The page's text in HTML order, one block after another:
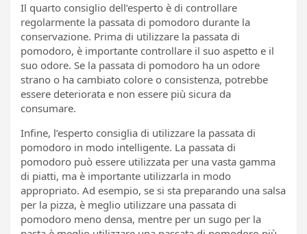
Il quarto consiglio dell’esperto è di controllare
regolarmente la passata di pomodoro durante la
conservazione. Prima di utilizzare la passata di
pomodoro, è importante controllare il suo aspetto e il
suo odore. Se la passata di pomodoro ha un odore
strano o ha cambiato colore o consistenza, potrebbe
essere deteriorata e non essere più sicura da
consumare.
Infine, l’esperto consiglia di utilizzare la passata di
pomodoro in modo intelligente. La passata di
pomodoro può essere utilizzata per una vasta gamma
di piatti, ma è importante utilizzarla in modo
appropriato. Ad esempio, se si sta preparando una salsa
per la pizza, è meglio utilizzare una passata di
pomodoro meno densa, mentre per un sugo per la